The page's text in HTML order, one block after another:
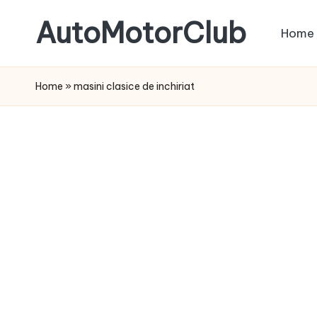
content
AutoMotorClub
despre
masini
Home
Home » masini clasice de inchiriat